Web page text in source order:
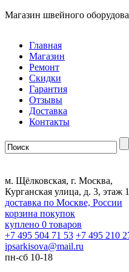
Магазин швейного
Главная
Магазин
Ремонт
Скидки
Гарантия
Отзывы
Доставка
Контакты
м. Щёлковская, г. Москва,
Курганская улица, д. 3, этаж
доставка по Москве, России
корзина покупок
куплено 0 товаров
+7 495 504 71 53 +7 495 210
ipsarkisova@mail.ru
пн-сб 10-18